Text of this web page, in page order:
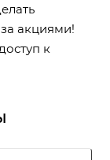
акциями!
к